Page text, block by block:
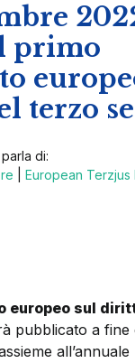
primo
terzo
di:
European Terzjus
europeo sul
pubblicato a fine